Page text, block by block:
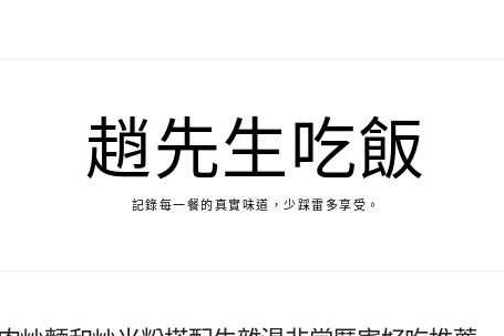
趙先生吃飯
記錄每一餐的真實味道，少踩雷多享受。